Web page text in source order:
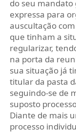
do seu
expressa para
auscultação
que tinham a
regularizar,
na porta da
sua situação já
titular da pasta
seguindo-se de
suposto
Diante de mais
processo